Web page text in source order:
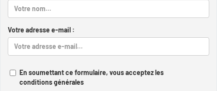
Votre adresse e-mail :
En soumettant ce formulaire, vous acceptez les
conditions générales